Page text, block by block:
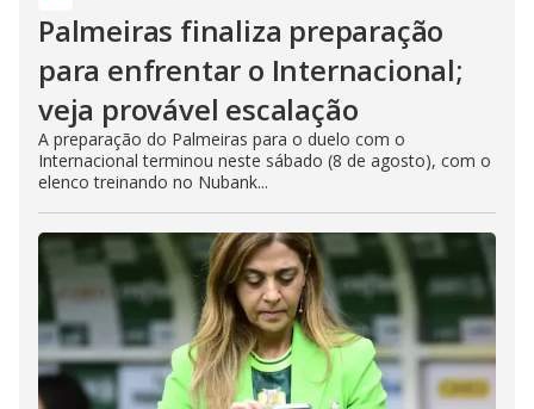
Palmeiras finaliza preparação
para enfrentar o Internacional;
veja provável escalação
A preparação do Palmeiras para o duelo com o
Internacional terminou neste sábado (8 de agosto), com o
elenco treinando no Nubank...